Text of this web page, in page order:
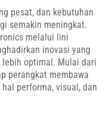
pesat, dan kebutuhan
semakin meningkat.
melalui lini
inovasi yang
lebih optimal. Mulai dari
perangkat membawa
performa, visual, dan